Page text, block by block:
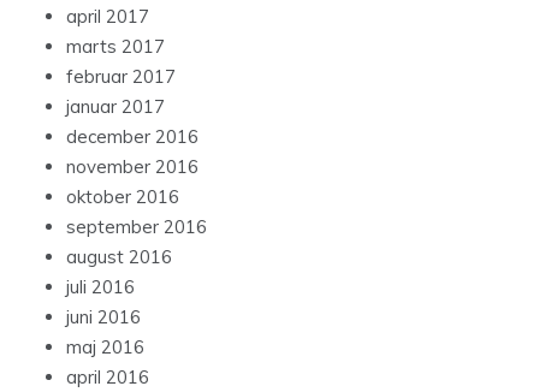
april 2017
marts 2017
februar 2017
januar 2017
december 2016
november 2016
oktober 2016
september 2016
august 2016
juli 2016
juni 2016
maj 2016
april 2016